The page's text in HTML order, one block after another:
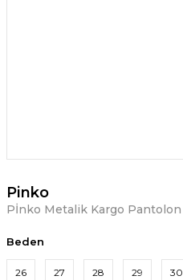
Pinko
Pİnko Metalik Kargo Pantolon
Beden
26 27 28 29 30